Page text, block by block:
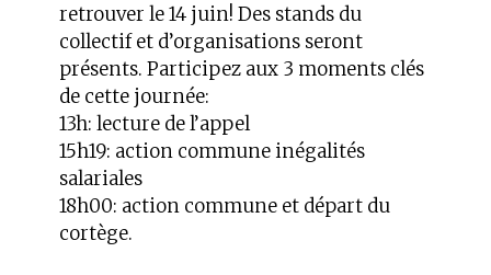
retrouver le 14 juin! Des stands du
collectif et d’organisations seront
présents. Participez aux 3 moments clés
de cette journée:
13h: lecture de l’appel
15h19: action commune inégalités
salariales
18h00: action commune et départ du
cortège.